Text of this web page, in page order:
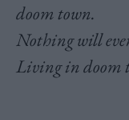
doom town.
Nothing will
Living in doom